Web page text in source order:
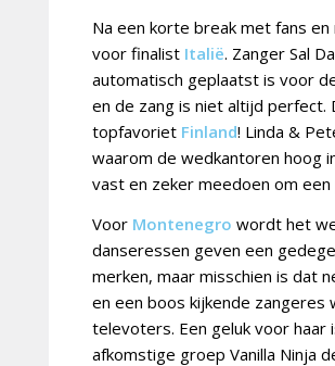
Na een korte break met fans en
voor finalist Italië. Zanger Sal
automatisch geplaatst is voor
en de zang is niet altijd
topfavoriet Finland! Linda &
waarom de wedkantoren hoog
vast en zeker meedoen om een
Voor Montenegro wordt het
danseressen geven een
merken, maar misschien is dat
en een boos kijkende
televoters. Een geluk voor haar
afkomstige groep Vanilla Ninja